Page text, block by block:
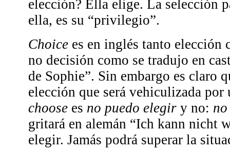
elección? Ella elige. La selección
ella, es su “privilegio”.
Choice es en inglés tanto elección
no decisión como se tradujo en
de Sophie”. Sin embargo es claro
elección que será vehiculizada
choose es no puedo elegir y no:
gritará en alemán “Ich kann nicht
elegir. Jamás podrá superar la